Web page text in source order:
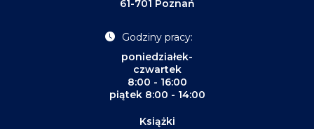
61-701 Poznań
Godziny pracy:
poniedziałek-
czwartek
8:00 - 16:00
piątek 8:00 - 14:00
Książki